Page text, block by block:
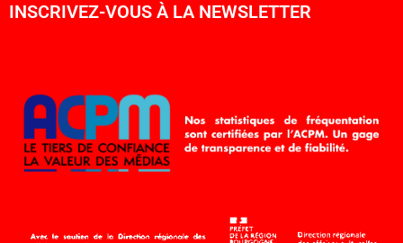
INSCRIVEZ-VOUS À LA NEWSLETTER